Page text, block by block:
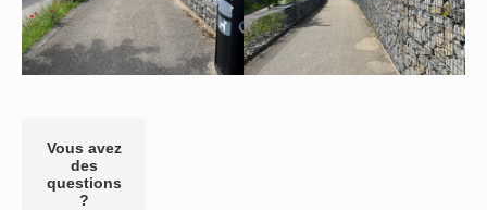
Vous avez
des
questions
?